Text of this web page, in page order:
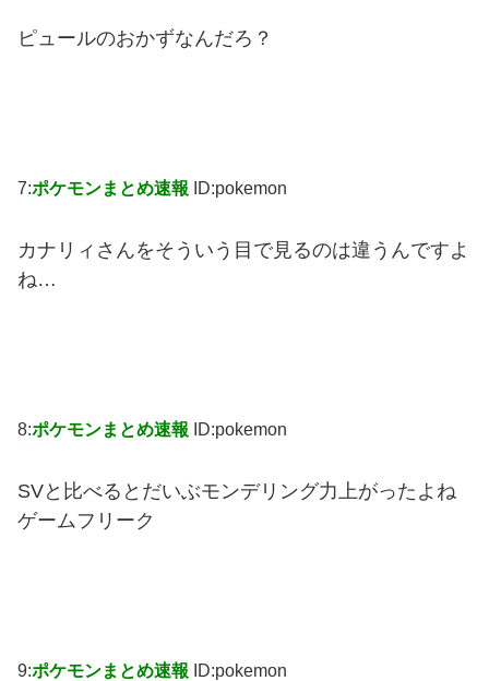
ピュールのおかずなんだろ？
7:ポケモンまとめ速報 ID:pokemon
カナリィさんをそういう目で見るのは違うんですよ
ね…
8:ポケモンまとめ速報 ID:pokemon
SVと比べるとだいぶモンデリング力上がったよね
ゲームフリーク
9:ポケモンまとめ速報 ID:pokemon